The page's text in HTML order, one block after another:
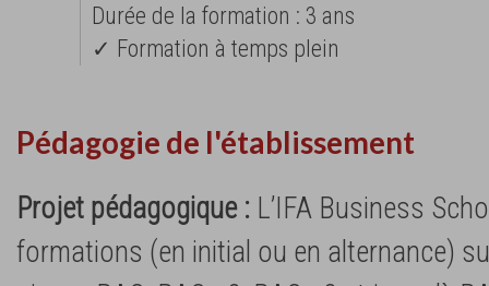
Durée de la formation : 3 ans
✓ Formation à temps plein
Pédagogie de l'établissement
Projet pédagogique : L’IFA Business
formations (en initial ou en alternance)